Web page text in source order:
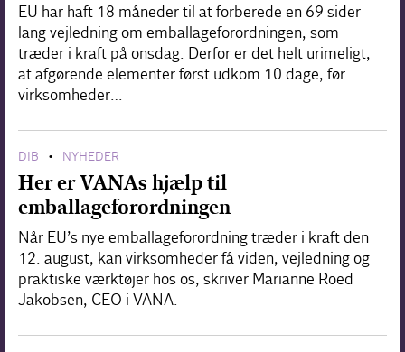
EU har haft 18 måneder til at forberede en 69 sider
lang vejledning om emballageforordningen, som
træder i kraft på onsdag. Derfor er det helt urimeligt,
at afgørende elementer først udkom 10 dage, før
virksomheder…
DIB • NYHEDER
Her er VANAs hjælp til
emballageforordningen
Når EU’s nye emballageforordning træder i kraft den
12. august, kan virksomheder få viden, vejledning og
praktiske værktøjer hos os, skriver Marianne Roed
Jakobsen, CEO i VANA.